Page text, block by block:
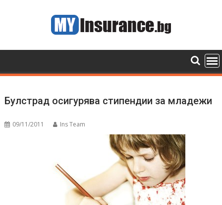
Булстрад осигурява стипендии за младежи
09/11/2011 Ins Team